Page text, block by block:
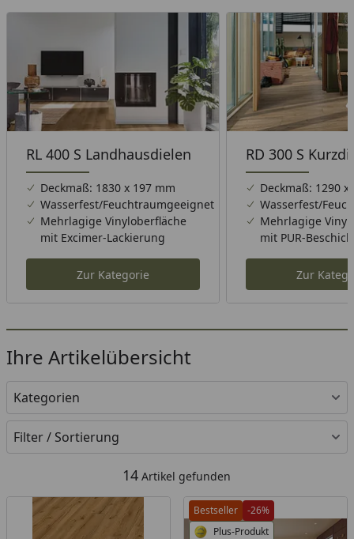
RL 400 S Landhausdielen
Deckmaß: 1830 x 197 mm
Wasserfest/Feuchtraumgeeignet
Mehrlagige Vinyloberfläche
mit Excimer-Lackierung
Zur Kategorie
RD 300 S
Deckmaß: 1290 x
Wasserfest/
Mehrlagige
mit PUR-
Zur
Ihre Artikelübersicht
Kategorien
Filter / Sortierung
14 Artikel gefunden
Bestseller
-26%
Plus-Produkt